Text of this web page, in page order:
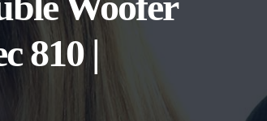
810 |